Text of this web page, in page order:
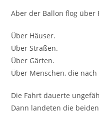
Aber der Ballon flog über
Über Häuser.
Über Straßen.
Über Gärten.
Über Menschen, die
Die Fahrt dauerte
Dann landeten die